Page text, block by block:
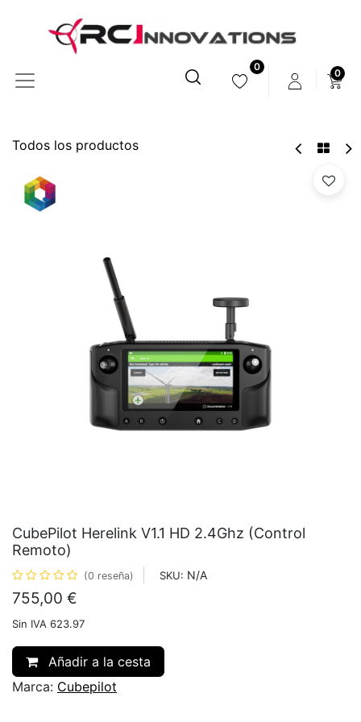
0
0
Todos los productos
CubePilot Herelink V1.1 HD 2.4Ghz (Control
Remoto)
(0 reseña) SKU: N/A
755,00 €
Sin IVA 623.97
Añadir a la cesta
Marca: Cubepilot